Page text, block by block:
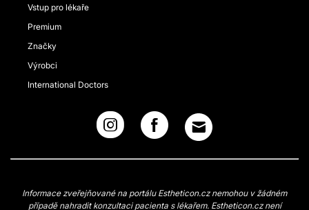
Vstup pro lékaře
Premium
Značky
Výrobci
International Doctors
Informace zveřejňované na portálu Estheticon.cz nemohou v žádném
případě nahradit konzultaci pacienta s lékařem. Estheticon.cz není